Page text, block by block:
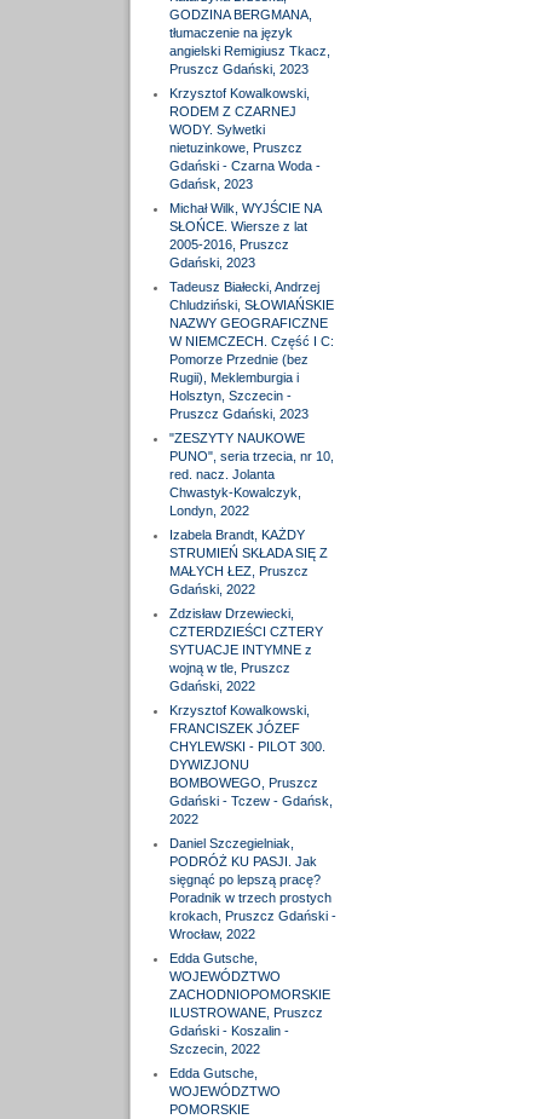
GODZINA BERGMANA,
tłumaczenie na język
angielski Remigiusz Tkacz,
Pruszcz Gdański, 2023
Krzysztof Kowalkowski,
RODEM Z CZARNEJ
WODY. Sylwetki
nietuzinkowe, Pruszcz
Gdański - Czarna Woda -
Gdańsk, 2023
Michał Wilk, WYJŚCIE NA
SŁOŃCE. Wiersze z lat
2005-2016, Pruszcz
Gdański, 2023
Tadeusz Białecki, Andrzej
Chludziński, SŁOWIAŃSKIE
NAZWY GEOGRAFICZNE
W NIEMCZECH. Część I C:
Pomorze Przednie (bez
Rugii), Meklemburgia i
Holsztyn, Szczecin -
Pruszcz Gdański, 2023
"ZESZYTY NAUKOWE
PUNO", seria trzecia, nr 10,
red. nacz. Jolanta
Chwastyk-Kowalczyk,
Londyn, 2022
Izabela Brandt, KAŻDY
STRUMIEŃ SKŁADA SIĘ Z
MAŁYCH ŁEZ, Pruszcz
Gdański, 2022
Zdzisław Drzewiecki,
CZTERDZIEŚCI CZTERY
SYTUACJE INTYMNE z
wojną w tle, Pruszcz
Gdański, 2022
Krzysztof Kowalkowski,
FRANCISZEK JÓZEF
CHYLEWSKI - PILOT 300.
DYWIZJONU
BOMBOWEGO, Pruszcz
Gdański - Tczew - Gdańsk,
2022
Daniel Szczegielniak,
PODRÓŻ KU PASJI. Jak
sięgnąć po lepszą pracę?
Poradnik w trzech prostych
krokach, Pruszcz Gdański -
Wrocław, 2022
Edda Gutsche,
WOJEWÓDZTWO
ZACHODNIOPOMORSKIE
ILUSTROWANE, Pruszcz
Gdański - Koszalin -
Szczecin, 2022
Edda Gutsche,
WOJEWÓDZTWO
POMORSKIE